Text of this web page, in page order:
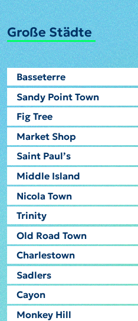
Große Städte
Basseterre
Sandy Point Town
Fig Tree
Market Shop
Saint Paul’s
Middle Island
Nicola Town
Trinity
Old Road Town
Charlestown
Sadlers
Cayon
Monkey Hill